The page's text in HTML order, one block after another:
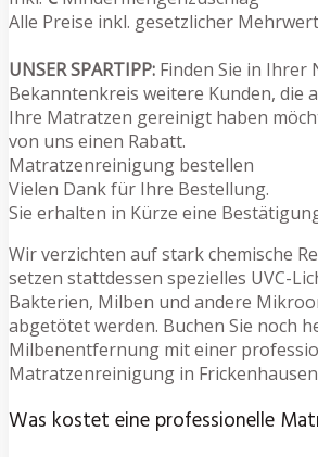
Alle Preise inkl. gesetzlicher
UNSER SPARTIPP: Finden Sie in Ihrer
Bekanntenkreis weitere Kunden, die
Ihre Matratzen gereinigt haben
von uns einen Rabatt.
Matratzenreinigung bestellen
Vielen Dank für Ihre Bestellung.
Sie erhalten in Kürze eine
Wir verzichten auf stark chemische
setzen stattdessen spezielles UVC-
Bakterien, Milben und andere
abgetötet werden. Buchen Sie noch
Milbenentfernung mit einer
Matratzenreinigung in
Was kostet eine professionelle